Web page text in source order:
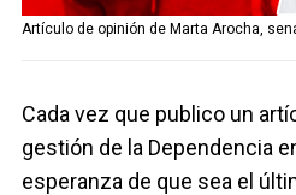
Artículo de opinión de Marta Arocha,
Cada vez que publico un
gestión de la Dependencia
esperanza de que sea el